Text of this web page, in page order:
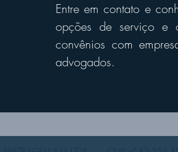
Entre em contato e
opções de serviço e
convênios com
advogados.